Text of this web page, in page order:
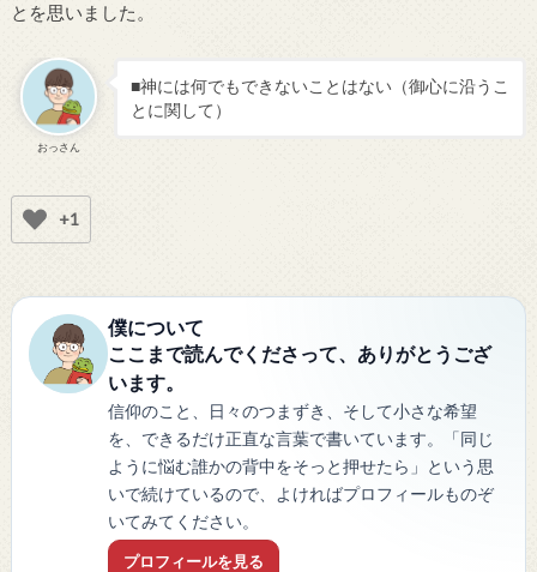
とを思いました。
おっさん
■神には何でもできないことはない（御心に沿うこ
とに関して）
+1
僕について
ここまで読んでくださって、ありがとうござ
います。
信仰のこと、日々のつまずき、そして小さな希望
を、できるだけ正直な言葉で書いています。「同じ
ように悩む誰かの背中をそっと押せたら」という思
いで続けているので、よければプロフィールものぞ
いてみてください。
プロフィールを見る